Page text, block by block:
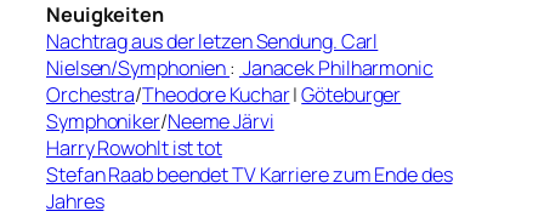
Neuigkeiten
Nachtrag aus der letzen Sendung. Carl
Nielsen/Symphonien: Janacek Philharmonic
Orchestra/Theodore Kuchar|Göteburger
Symphoniker/Neeme Järvi
Harry Rowohlt ist tot
Stefan Raab beendet TV Karriere zum Ende des
Jahres